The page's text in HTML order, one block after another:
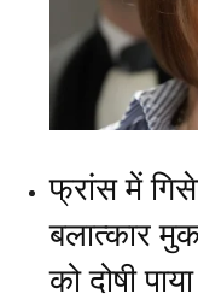
फ्रांस में
बलात्कार
को दोषी